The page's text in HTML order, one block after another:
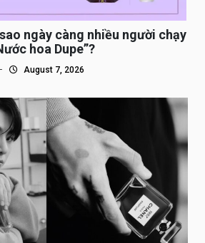
ngày càng nhiều người chạy
hoa Dupe”?
August 7, 2026